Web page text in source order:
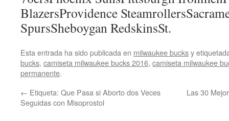
BlazersProvidence
SpursSheboygan RedskinsSt.
Esta entrada ha sido publicada en milwaukee bucksy
bucks, camiseta milwaukee bucks 2016, camiseta milwaukee
permanente.
← Etiqueta: Que Pasa si Aborto dos Veces
Seguidas con Misoprostol
Las 30